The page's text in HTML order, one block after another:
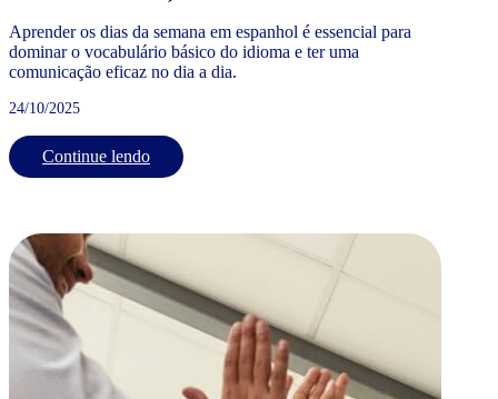
Aprender os dias da semana em espanhol é essencial para
dominar o vocabulário básico do idioma e ter uma
comunicação eficaz no dia a dia.
24/10/2025
Continue lendo